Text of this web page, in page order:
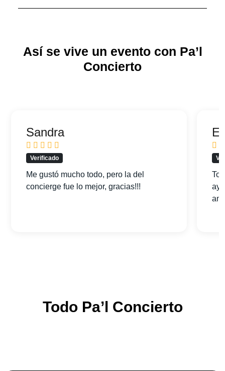
Así se vive un evento con Pa’l
Concierto
Sandra
Verificado
Me gustó mucho todo, pero la del
concierge fue lo mejor, gracias!!!
Todo Pa’l Concierto